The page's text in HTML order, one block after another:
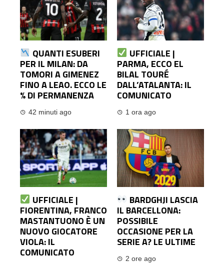
QUANTI ESUBERI
PER IL MILAN: DA
TOMORI A GIMENEZ
FINO A LEAO. ECCO LE
% DI PERMANENZA
42 minuti ago
UFFICIALE |
PARMA, ECCO EL
BILAL TOURÉ
DALL’ATALANTA: IL
COMUNICATO
1 ora ago
UFFICIALE |
FIORENTINA, FRANCO
MASTANTUONO È UN
NUOVO GIOCATORE
VIOLA: IL
COMUNICATO
BARDGHJI LASCIA
IL BARCELLONA:
POSSIBILE
OCCASIONE PER LA
SERIE A? LE ULTIME
2 ore ago